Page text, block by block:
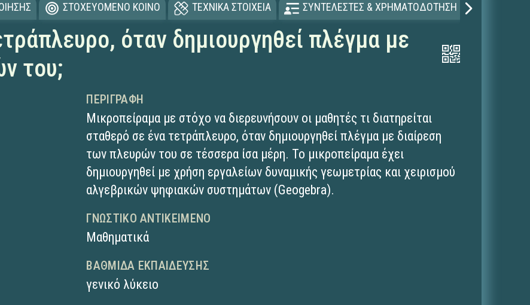
ΣΤΟΧΕΥΟΜΕΝΟ ΚΟΙΝΟ ΤΕΧΝΙΚΑ ΣΤΟΙΧΕΙΑ ΣΥΝΤΕΛΕΣΤΕΣ & ΧΡΗΜΑΤΟΔΟΤΗΣΗ
όταν δημιουργηθεί πλέγμα με
του;
ΠΕΡΙΓΡΑΦΉ
Μικροπείραμα με στόχο να διερευνήσουν οι μαθητές τι διατηρείται
σταθερό σε ένα τετράπλευρο, όταν δημιουργηθεί πλέγμα με διαίρεση
των πλευρών του σε τέσσερα ίσα μέρη. Το μικροπείραμα έχει
δημιουργηθεί με χρήση εργαλείων δυναμικής γεωμετρίας και χειρισμού
αλγεβρικών ψηφιακών συστημάτων (Geogebra).
ΓΝΩΣΤΙΚΌ ΑΝΤΙΚΕΊΜΕΝΟ
Μαθηματικά
ΒΑΘΜΊΔΑ ΕΚΠΑΊΔΕΥΣΗΣ
γενικό λύκειο